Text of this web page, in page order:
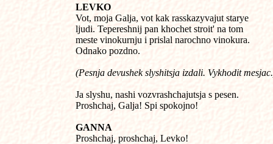
LEVKO
Vot, moja Galja, vot kak rasskazyvajut starye
ljudi. Tepereshnij pan khochet stroit' na tom
meste vinokurnju i prislal narochno vinokura.
Odnako pozdno.
(Pesnja devushek slyshitsja izdali. Vykhodit
Ja slyshu, nashi vozvrashchajutsja s pesen.
Proshchaj, Galja! Spi spokojno!
GANNA
Proshchaj, proshchaj, Levko!